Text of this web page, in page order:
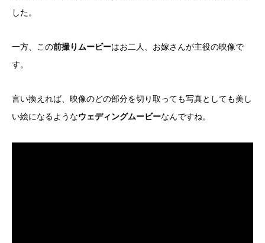
した。
一方、この前撮りムービーはお二人、お嫁さんが主役の映像で
す。
言い換えれば、映像のどの部分を切り取っても写真としても美し
い絵になるようなウェディングムービーなんですね。